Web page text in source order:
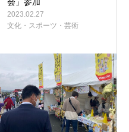
2023.02.27
文化・スポーツ・芸術